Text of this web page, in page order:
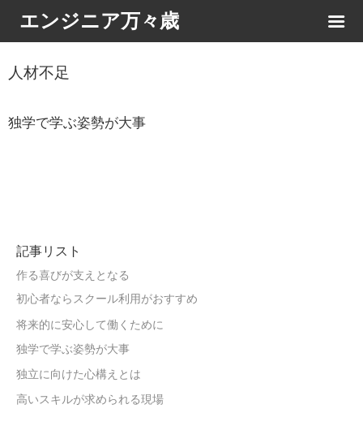
エンジニア万々歳
人材不足
独学で学ぶ姿勢が大事
記事リスト
作る喜びが支えとなる
初心者ならスクール利用がおすすめ
将来的に安心して働くために
独学で学ぶ姿勢が大事
独立に向けた心構えとは
高いスキルが求められる現場